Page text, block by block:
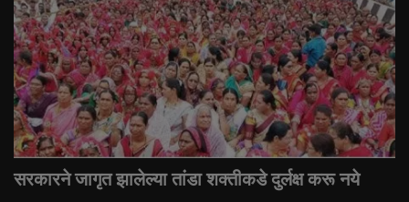
सरकारने जागृत झालेल्या तांडा शक्तीकडे दुर्लक्ष करू नये